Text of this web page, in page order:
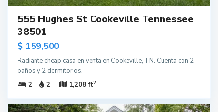
555 Hughes St Cookeville Tennessee
38501
$ 159,500
Radiante cheap casa en venta en Cookeville, TN. Cuenta con 2
baños y 2 dormitorios.
2
2 1,208 ft2